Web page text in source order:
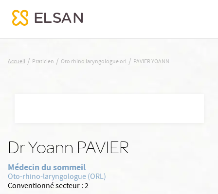
PAVIER YOANN
Accueil / Praticien / Oto rhino laryngologue orl / PAVIER YOANN
Dr Yoann PAVIER
Médecin du sommeil
Oto-rhino-laryngologue (ORL)
Conventionné secteur :2